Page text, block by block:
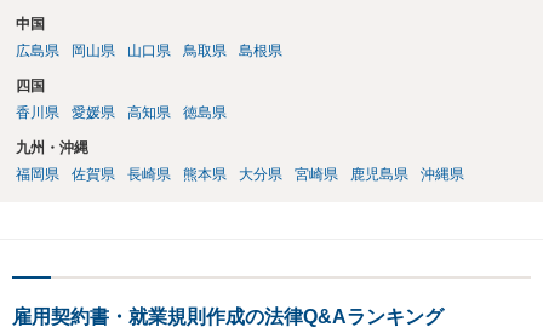
中国
広島県
岡山県 山口県 鳥取県 島根県
四国
香川県
愛媛県 高知県 徳島県
九州・沖縄
福岡県
佐賀県 長崎県 熊本県 大分県 宮崎県 鹿児島県 沖縄県
雇用契約書・就業規則作成の法律Q&Aランキング